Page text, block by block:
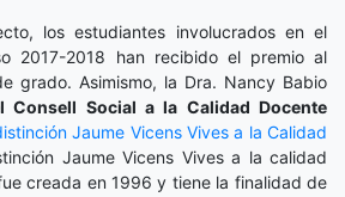
los estudiantes involucrados en el
2017-2018 han recibido el premio al
grado. Asimismo, la Dra. Nancy Babio
Consell Social a la Calidad Docente
Jaume Vicens Vives a la Calidad
Jaume Vicens Vives a la calidad
creada en 1996 y tiene la finalidad de